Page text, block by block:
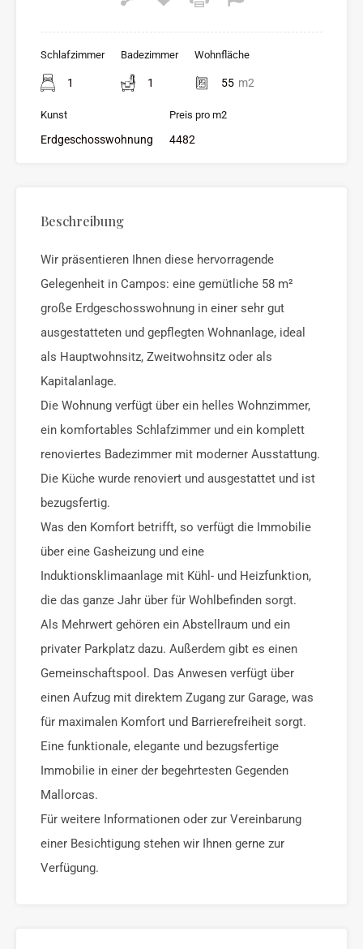
Schlafzimmer
1
Badezimmer
1
Wohnfläche
55 m2
Kunst
Erdgeschosswohnung
Preis pro m2
4482
Beschreibung
Wir präsentieren Ihnen diese hervorragende
Gelegenheit in Campos: eine gemütliche 58 m²
große Erdgeschosswohnung in einer sehr gut
ausgestatteten und gepflegten Wohnanlage, ideal
als Hauptwohnsitz, Zweitwohnsitz oder als
Kapitalanlage.
Die Wohnung verfügt über ein helles Wohnzimmer,
ein komfortables Schlafzimmer und ein komplett
renoviertes Badezimmer mit moderner Ausstattung.
Die Küche wurde renoviert und ausgestattet und ist
bezugsfertig.
Was den Komfort betrifft, so verfügt die Immobilie
über eine Gasheizung und eine
Induktionsklimaanlage mit Kühl- und Heizfunktion,
die das ganze Jahr über für Wohlbefinden sorgt.
Als Mehrwert gehören ein Abstellraum und ein
privater Parkplatz dazu. Außerdem gibt es einen
Gemeinschaftspool. Das Anwesen verfügt über
einen Aufzug mit direktem Zugang zur Garage, was
für maximalen Komfort und Barrierefreiheit sorgt.
Eine funktionale, elegante und bezugsfertige
Immobilie in einer der begehrtesten Gegenden
Mallorcas.
Für weitere Informationen oder zur Vereinbarung
einer Besichtigung stehen wir Ihnen gerne zur
Verfügung.